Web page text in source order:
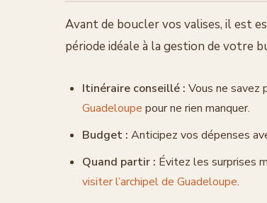
Avant de boucler vos valises, il est
période idéale à la gestion de votre
Itinéraire conseillé : Vous ne savez
Guadeloupe pour ne rien manquer.
Budget : Anticipez vos dépenses
Quand partir : Évitez les surprises
visiter l’archipel de Guadeloupe.